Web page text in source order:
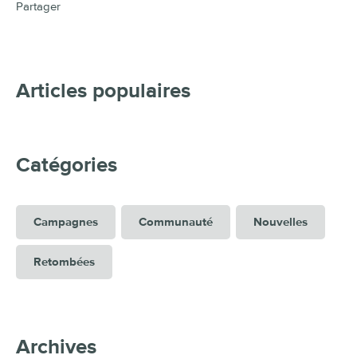
Partager
Articles populaires
Catégories
Campagnes Communauté Nouvelles
Retombées
Archives